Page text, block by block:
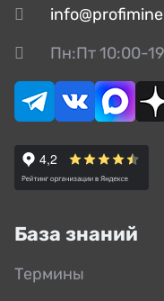
Пн:Пт 10:00-
База знаний
Термины